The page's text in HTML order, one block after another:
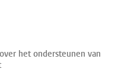
het ondersteunen van